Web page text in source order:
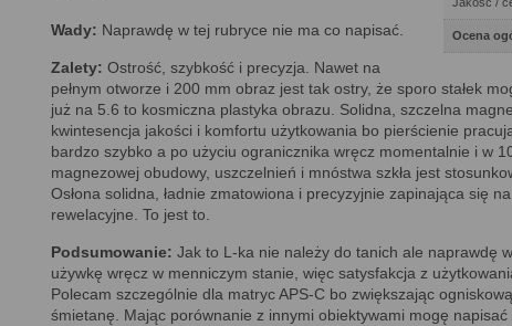
Ocena
Wady: Naprawdę w tej rubryce nie ma co napisać.
Zalety: Ostrość, szybkość i precyzja. Nawet na
pełnym otworze i 200 mm obraz jest tak ostry, że sporo stałek
już na 5.6 to kosmiczna plastyka obrazu. Solidna, szczelna
kwintesencja jakości i komfortu użytkowania bo pierścienie
bardzo szybko a po użyciu ogranicznika wręcz momentalnie i w
magnezowej obudowy, uszczelnień i mnóstwa szkła jest
Osłona solidna, ładnie zmatowiona i precyzyjnie zapinająca się
rewelacyjne. To jest to.
Podsumowanie: Jak to L-ka nie należy do tanich ale naprawdę
używkę wręcz w menniczym stanie, więc satysfakcja z
Polecam szczególnie dla matryc APS-C bo zwiększając
śmietanę. Mając porównanie z innymi obiektywami mogę